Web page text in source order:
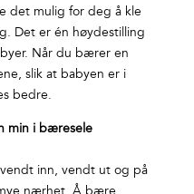
det mulig for deg å kle
Det er én høydestilling
Når du bærer en
slik at babyen er i
bedre.
min i bæresele
inn, vendt ut og på